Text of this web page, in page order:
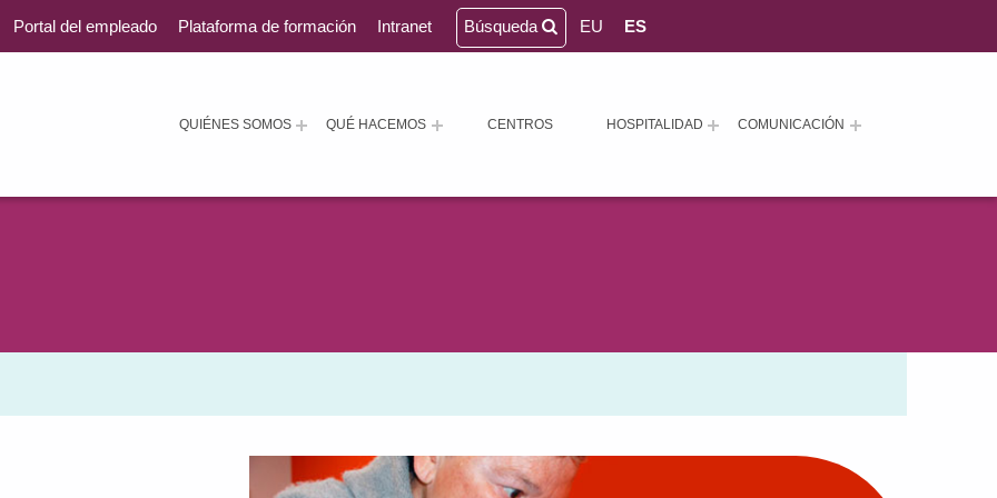
QUIÉNES SOMOS QUÉ HACEMOS CENTROS HOSPITALIDAD COMUNICACIÓN
Portal del empleado Plataforma de formación Intranet Búsqueda EU ES